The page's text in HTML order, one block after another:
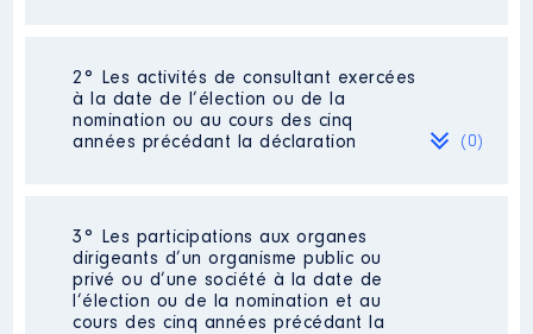
Néant
2° Les activités de consultant exercées
à la date de l’élection ou de la
nomination ou au cours des cinq
années précédant la déclaration
(0)
Néant
3° Les participations aux organes
dirigeants d’un organisme public ou
privé ou d’une société à la date de
l’élection ou de la nomination et au
cours des cinq années précédant la